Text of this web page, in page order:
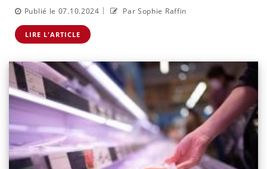
Publié le 07.10.2024 | Par Sophie Raffin
LIRE L'ARTICLE